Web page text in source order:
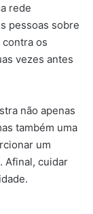
rede
pessoas sobre
os
vezes antes
não apenas
também uma
um
Afinal, cuidar